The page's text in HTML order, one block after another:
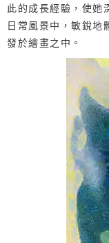
此的成長經驗，使她
日常風景中，敏銳地
發於繪畫之中。